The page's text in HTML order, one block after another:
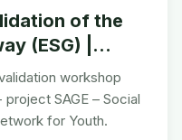
of the
(ESG) |
workshop
SAGE – Social
for Youth.